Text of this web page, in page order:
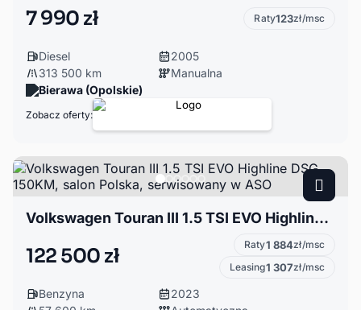
7 990 zł Raty123zł/msc
Diesel
2005
313 500 km
Manualna
Bierawa (Opolskie)
Zobacz oferty:
Volkswagen Touran III 1.5 TSI EVO Highline DSG 150KM, salon Polska, serwisowany w ASO
122 500 zł Raty1 884zł/msc
Leasing1 307zł/msc
Benzyna
2023